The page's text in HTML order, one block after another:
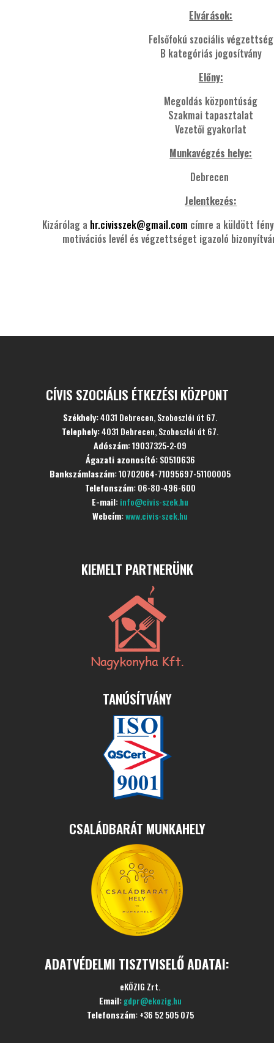
Elvárások:
Felsőfokú szociális végzettség
B kategóriás jogosítvány
Előny:
Megoldás központúság
Szakmai tapasztalat
Vezetői gyakorlat
Munkavégzés helye:
Debrecen
Jelentkezés:
Kizárólag a hr.civisszek@gmail.com címre a küldött
motivációs levél és végzettséget igazoló
CÍVIS SZOCIÁLIS ÉTKEZÉSI KÖZPONT
Székhely:4031 Debrecen, Szoboszlói út 67.
Telephely:4031 Debrecen, Szoboszlói út 67.
Adószám:19037325-2-09
Ágazati azonosító:S0510636
Bankszámlaszám:10702064-71095697-51100005
Telefonszám:06-80-496-600
E-mail:info@civis-szek.hu
Webcím:www.civis-szek.hu
KIEMELT PARTNERÜNK
TANÚSÍTVÁNY
CSALÁDBARÁT MUNKAHELY
ADATVÉDELMI TISZTVISELŐ ADATAI:
eKÖZIG Zrt.
Email: gdpr@ekozig.hu
Telefonszám:+36 52 505 075